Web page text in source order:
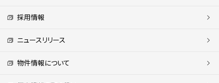
採用情報
ニュースリリース
物件情報について